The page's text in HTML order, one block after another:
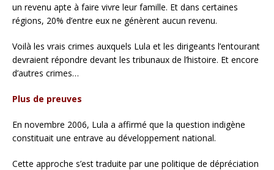
un revenu apte à faire vivre leur famille. Et dans certaines
régions, 20% d’entre eux ne génèrent aucun revenu.
Voilà les vrais crimes auxquels Lula et les dirigeants l’entourant
devraient répondre devant les tribunaux de l’histoire. Et encore
d’autres crimes…
Plus de preuves
En novembre 2006, Lula a affirmé que la question indigène
constituait une entrave au développement national.
Cette approche s’est traduite par une politique de dépréciation